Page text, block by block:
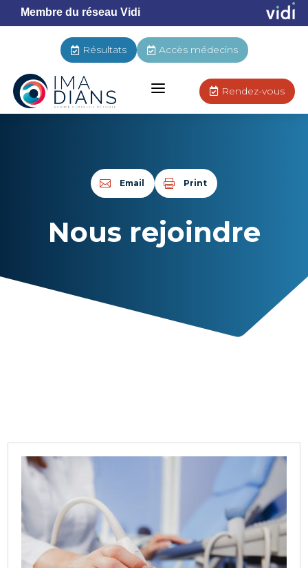
Membre du réseau Vidi
 Résultats  Accès médecins
a  Rendez-vous
Email Print
Nous rejoindre